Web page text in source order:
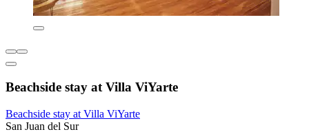
Beachside stay at Villa ViYarte
Beachside stay at Villa ViYarte
San Juan del Sur